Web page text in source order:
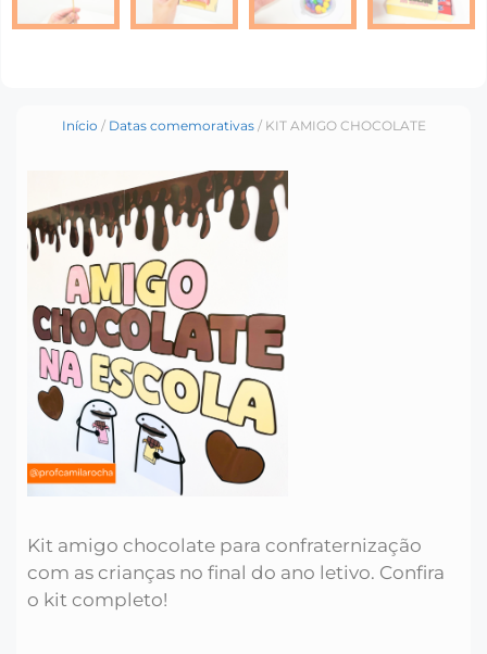
Início / Datas comemorativas/ KIT AMIGO CHOCOLATE
Kit amigo chocolate para confraternização
com as crianças no final do ano letivo. Confira
o kit completo!